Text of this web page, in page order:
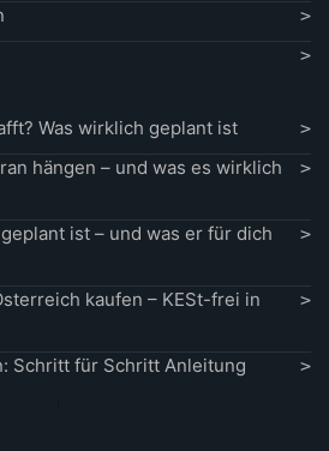
Was wirklich geplant ist
hängen – und was es wirklich
ist – und was er für dich
kaufen – KESt-frei in
Schritt für Schritt Anleitung